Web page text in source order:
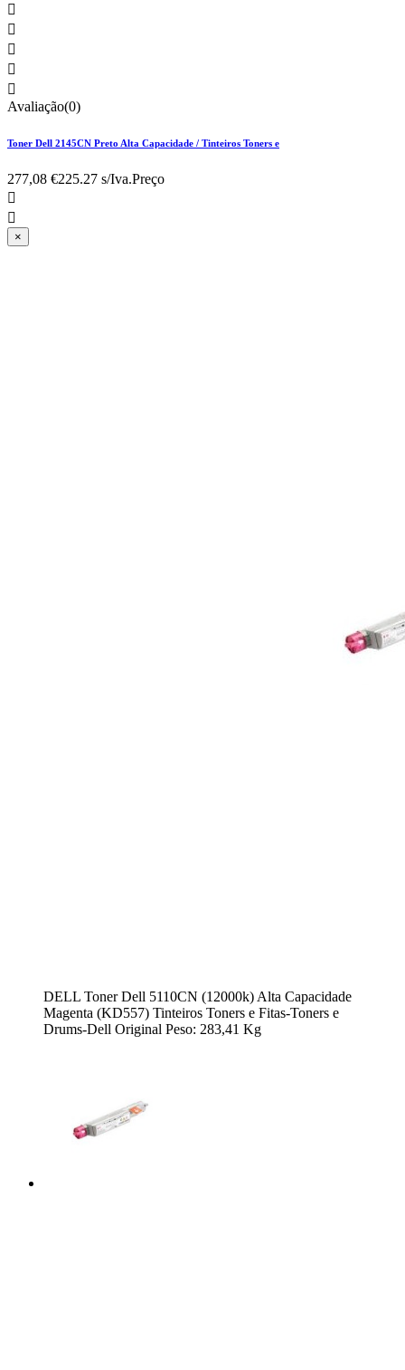





Avaliação(0)
Toner Dell 2145CN Preto Alta Capacidade / Tinteiros Toners e
277,08 €225.27 s/Iva.Preço


×
DELL Toner Dell 5110CN (12000k) Alta Capacidade
Magenta (KD557) Tinteiros Toners e Fitas-Toners e
Drums-Dell Original Peso: 283,41 Kg